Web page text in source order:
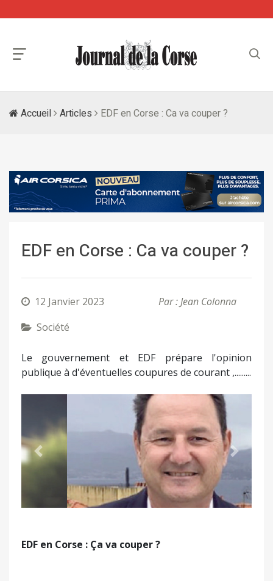
Accueil Articles EDF en Corse : Ca va couper ?
EDF en Corse : Ca va couper ?
12 Janvier 2023
Par : Jean Colonna
Société
Le gouvernement et EDF prépare l'opinion
publique à d'éventuelles coupures de courant ,.........
Précédent Suivant
EDF en Corse : Ça va couper ?